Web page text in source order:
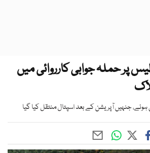
پر حملہ جوابی کارروائی میں